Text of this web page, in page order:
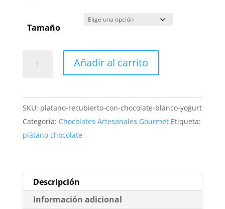
Tamaño
Blanco
y
Yogur
Sin
cantidad
Añadir al carrito
SKU: platano-recubierto-con-chocolate-blanco-yogurt
Categoría: Chocolates Artesanales Gourmet Etiqueta:
plátano chocolate
Descripción
Información adicional